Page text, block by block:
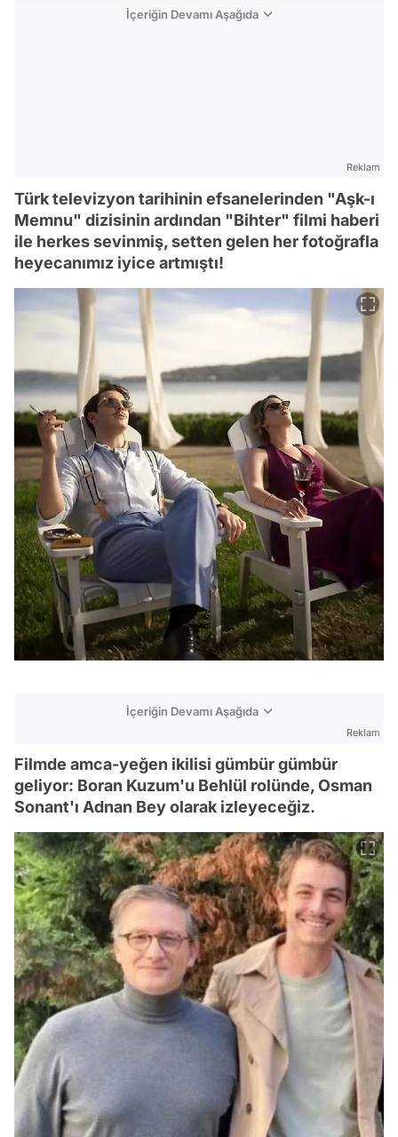
İçeriğin Devamı Aşağıda
Reklam
Türk televizyon tarihinin efsanelerinden "Aşk-ı
Memnu" dizisinin ardından "Bihter" filmi haberi
ile herkes sevinmiş, setten gelen her fotoğrafla
heyecanımız iyice artmıştı!
İçeriğin Devamı Aşağıda
Reklam
Filmde amca-yeğen ikilisi gümbür gümbür
geliyor: Boran Kuzum'u Behlül rolünde, Osman
Sonant'ı Adnan Bey olarak izleyeceğiz.